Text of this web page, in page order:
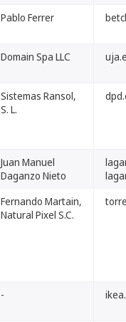
Pablo Ferrer
Domain Spa LLC
Sistemas Ransol,
S. L.
Juan Manuel
Daganzo Nieto
Fernando Martain,
Natural Pixel S.C.
-